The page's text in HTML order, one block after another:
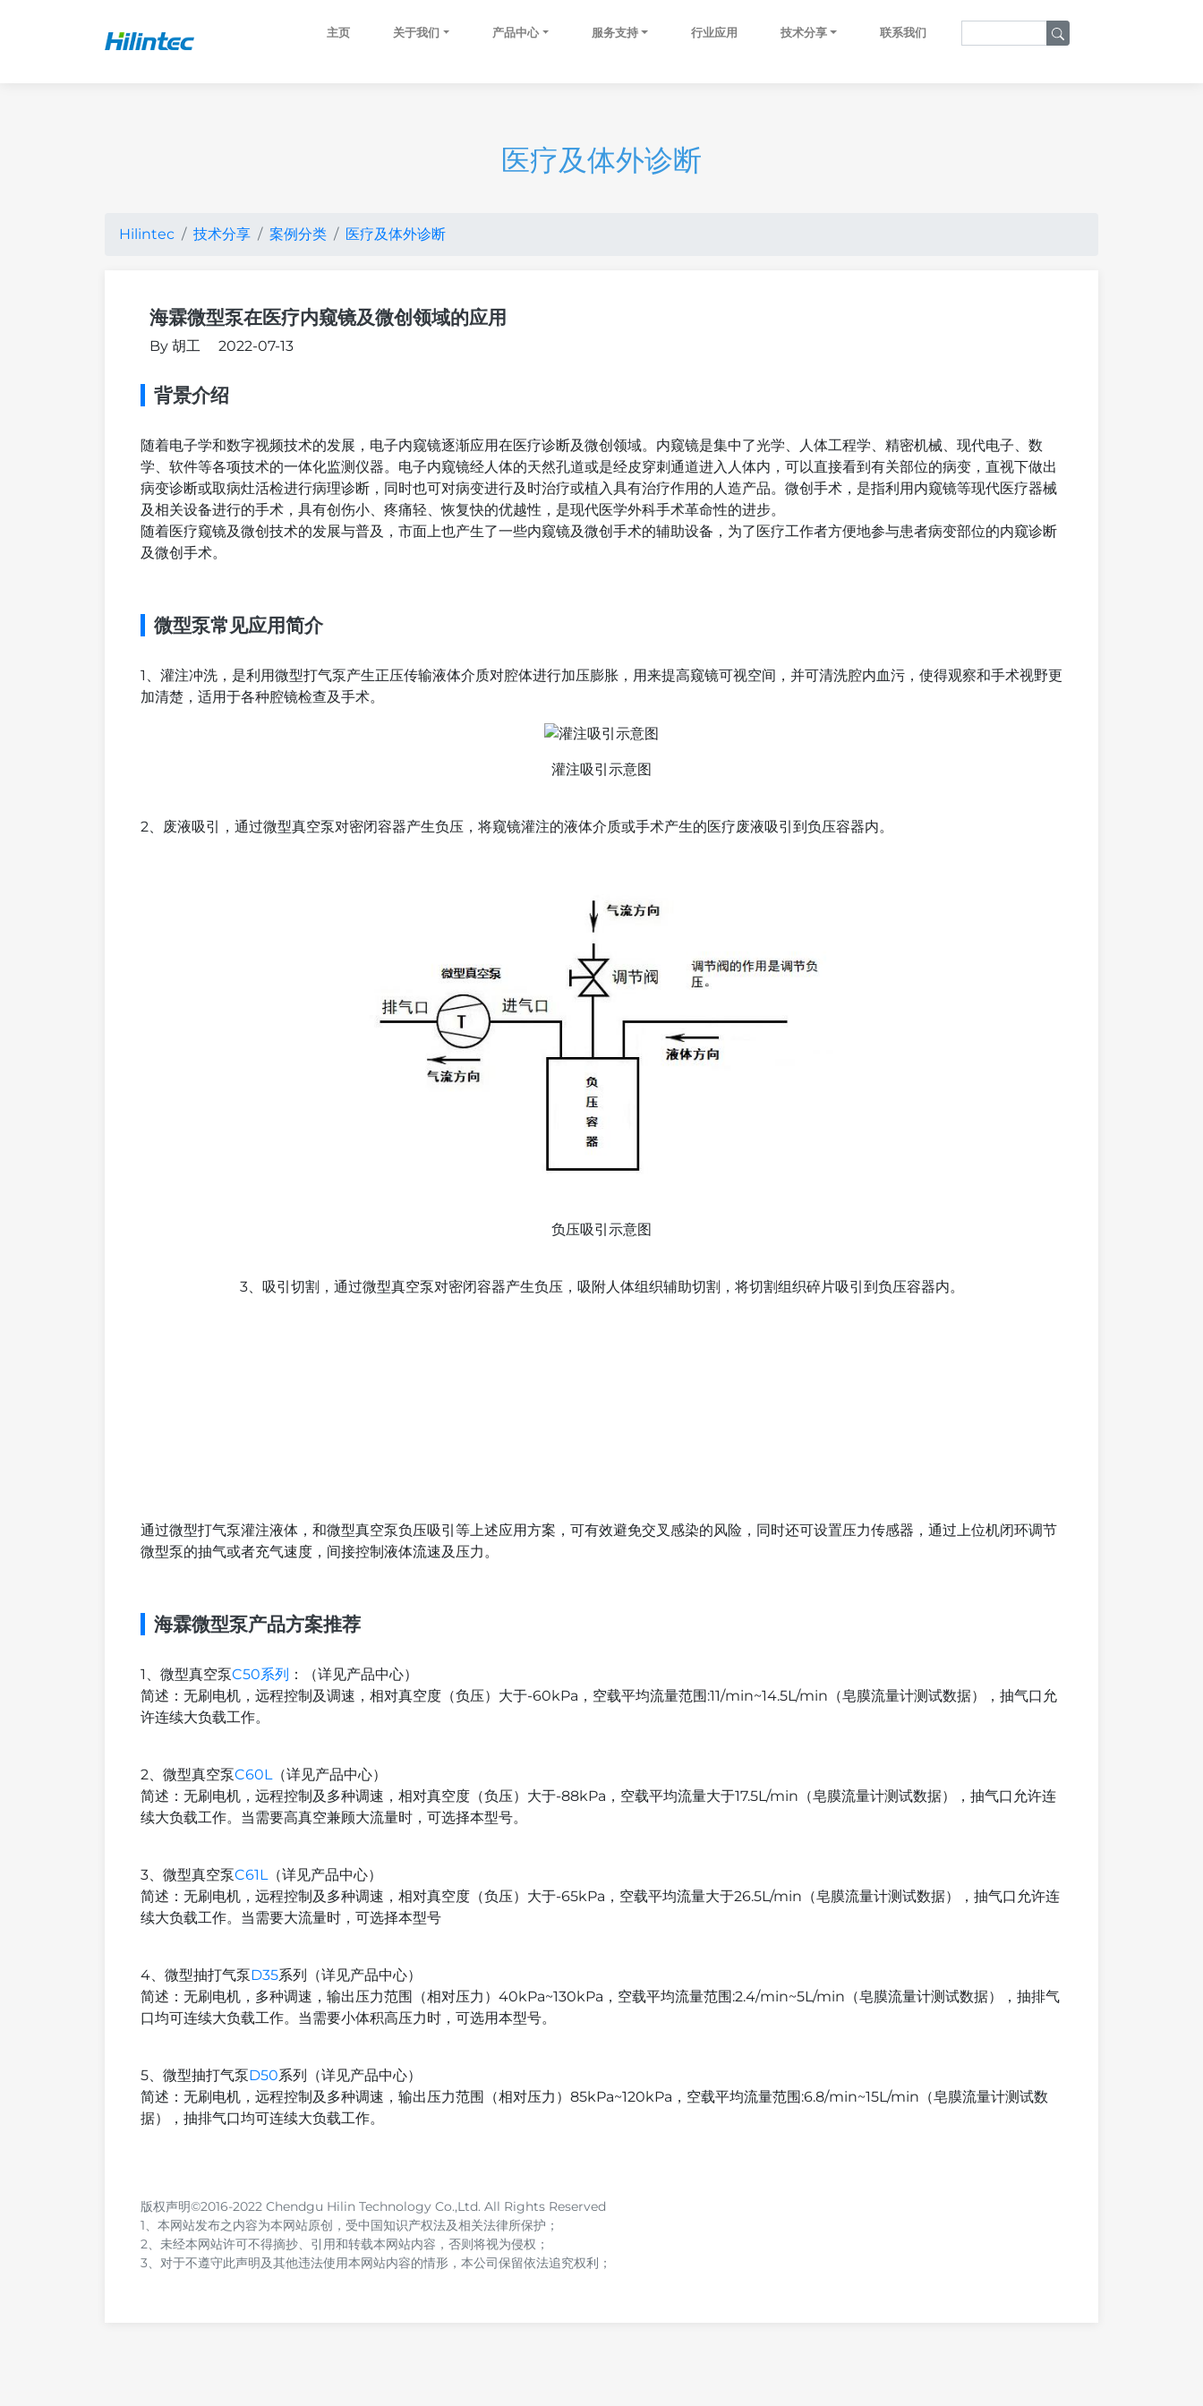
主页 关于我们 产品中心 服务支持 行业应用 技术分享 联系我们
医疗及体外诊断
Hilintec 技术分享 案例分类 医疗及体外诊断
海霖微型泵在医疗内窥镜及微创领域的应用
By 胡工 2022-07-13
背景介绍
随着电子学和数字视频技术的发展，电子内窥镜逐渐应用在医疗诊断及微创领域。内窥镜是集中了光学、人体工程学、精密机械、现代电子、数
学、软件等各项技术的一体化监测仪器。电子内窥镜经人体的天然孔道或是经皮穿刺通道进入人体内，可以直接看到有关部位的病变，直视下做出
病变诊断或取病灶活检进行病理诊断，同时也可对病变进行及时治疗或植入具有治疗作用的人造产品。微创手术，是指利用内窥镜等现代医疗器械
及相关设备进行的手术，具有创伤小、疼痛轻、恢复快的优越性，是现代医学外科手术革命性的进步。
随着医疗窥镜及微创技术的发展与普及，市面上也产生了一些内窥镜及微创手术的辅助设备，为了医疗工作者方便地参与患者病变部位的内窥诊断
及微创手术。
微型泵常见应用简介
1、灌注冲洗，是利用微型打气泵产生正压传输液体介质对腔体进行加压膨胀，用来提高窥镜可视空间，并可清洗腔内血污，使得观察和手术视野更
加清楚，适用于各种腔镜检查及手术。
灌注吸引示意图
2、废液吸引，通过微型真空泵对密闭容器产生负压，将窥镜灌注的液体介质或手术产生的医疗废液吸引到负压容器内。
负压吸引示意图
3、吸引切割，通过微型真空泵对密闭容器产生负压，吸附人体组织辅助切割，将切割组织碎片吸引到负压容器内。
通过微型打气泵灌注液体，和微型真空泵负压吸引等上述应用方案，可有效避免交叉感染的风险，同时还可设置压力传感器，通过上位机闭环调节
微型泵的抽气或者充气速度，间接控制液体流速及压力。
海霖微型泵产品方案推荐
1、微型真空泵C50系列 ：（详见产品中心）
简述：无刷电机，远程控制及调速，相对真空度（负压）大于-60kPa，空载平均流量范围:11/min~14.5L/min（皂膜流量计测试数据），抽气口允
许连续大负载工作。
2、微型真空泵C60L（详见产品中心）
简述：无刷电机，远程控制及多种调速，相对真空度（负压）大于-88kPa，空载平均流量大于17.5L/min（皂膜流量计测试数据），抽气口允许连
续大负载工作。当需要高真空兼顾大流量时，可选择本型号。
3、微型真空泵C61L（详见产品中心）
简述：无刷电机，远程控制及多种调速，相对真空度（负压）大于-65kPa，空载平均流量大于26.5L/min（皂膜流量计测试数据），抽气口允许连
续大负载工作。当需要大流量时，可选择本型号
4、微型抽打气泵D35系列（详见产品中心）
简述：无刷电机，多种调速，输出压力范围（相对压力）40kPa~130kPa，空载平均流量范围:2.4/min~5L/min（皂膜流量计测试数据），抽排气
口均可连续大负载工作。当需要小体积高压力时，可选用本型号。
5、微型抽打气泵D50系列（详见产品中心）
简述：无刷电机，远程控制及多种调速，输出压力范围（相对压力）85kPa~120kPa，空载平均流量范围:6.8/min~15L/min（皂膜流量计测试数
据），抽排气口均可连续大负载工作。
版权声明©2016-2022 Chendgu Hilin Technology Co.,Ltd. All Rights Reserved
1、本网站发布之内容为本网站原创，受中国知识产权法及相关法律所保护；
2、未经本网站许可不得摘抄、引用和转载本网站内容，否则将视为侵权；
3、对于不遵守此声明及其他违法使用本网站内容的情形，本公司保留依法追究权利；